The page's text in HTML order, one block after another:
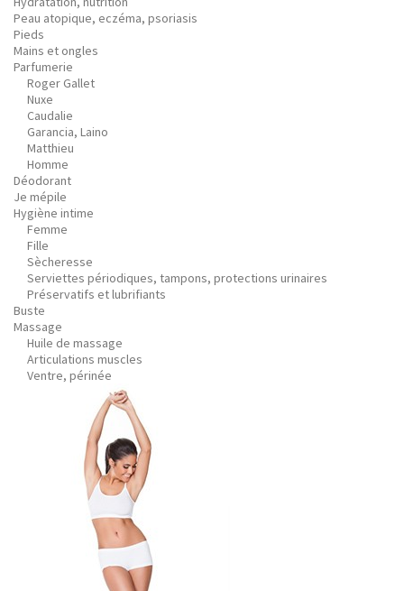
Peau atopique, eczéma, psoriasis
Pieds
Mains et ongles
Parfumerie
Roger Gallet
Nuxe
Caudalie
Garancia, Laino
Matthieu
Homme
Déodorant
Je mépile
Hygiène intime
Femme
Fille
Sècheresse
Serviettes périodiques, tampons, protections urinaires
Préservatifs et lubrifiants
Buste
Massage
Huile de massage
Articulations muscles
Ventre, périnée